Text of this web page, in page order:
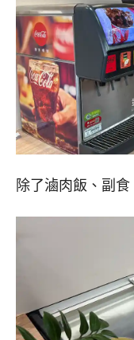
除了滷肉飯、副